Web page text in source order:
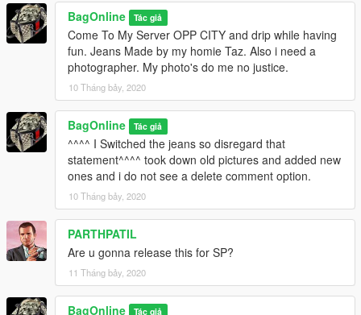
BagOnline Tác giả
Come To My Server OPP CITY and drip while having
fun. Jeans Made by my homie Taz. Also i need a
photographer. My photo's do me no justice.
10 Tháng bảy, 2020
BagOnline Tác giả
^^^^ I Switched the jeans so disregard that
statement^^^^ took down old pictures and added new
ones and i do not see a delete comment option.
10 Tháng bảy, 2020
PARTHPATIL
Are u gonna release this for SP?
11 Tháng bảy, 2020
BagOnline Tác giả